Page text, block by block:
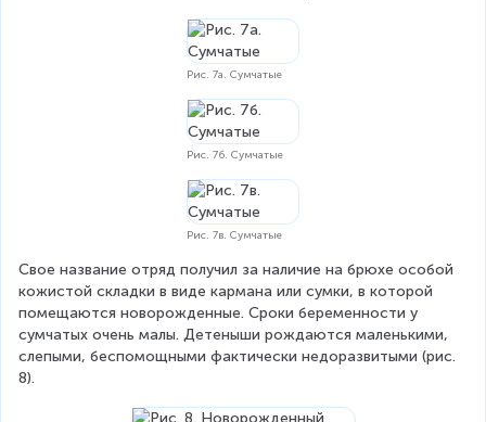
Рис. 7а. Сумчатые
Рис. 7б. Сумчатые
Рис. 7в. Сумчатые
Свое название отряд получил за наличие на брюхе особой
кожистой складки в виде кармана или сумки, в которой
помещаются новорожденные. Сроки беременности у
сумчатых очень малы. Детеныши рождаются маленькими,
слепыми, беспомощными фактически недоразвитыми (рис.
8).